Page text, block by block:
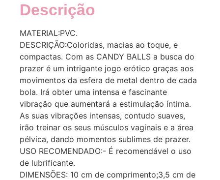
Descrição
MATERIAL:PVC.
DESCRIÇÃO:Coloridas, macias ao toque, e
compactas. Com as CANDY BALLS a busca do
prazer é um intrigante jogo erótico graças aos
movimentos da esfera de metal dentro de cada
bola. Irá obter uma intensa e fascinante
vibração que aumentará a estimulação íntima.
As suas vibrações intensas, contudo suaves,
irão treinar os seus músculos vaginais e a área
pélvica, dando momentos sublimes de prazer.
USO RECOMENDADO:- É recomendável o uso
de lubrificante.
DIMENSÕES: 10 cm de comprimento;3,5 cm de